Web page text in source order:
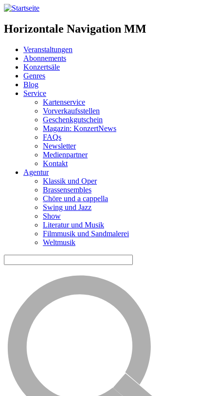
Horizontale Navigation MM
Veranstaltungen
Abonnements
Konzertsäle
Genres
Blog
Service
Kartenservice
Vorverkaufsstellen
Geschenkgutschein
Magazin: KonzertNews
FAQs
Newsletter
Medienpartner
Kontakt
Agentur
Klassik und Oper
Brassensembles
Chöre und a cappella
Swing und Jazz
Show
Literatur und Musik
Filmmusik und Sandmalerei
Weltmusik